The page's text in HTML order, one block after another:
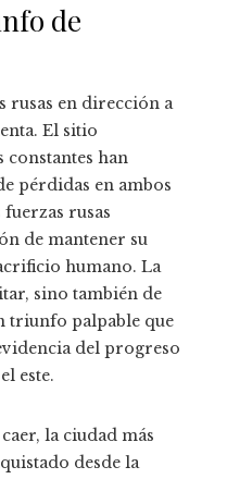
de
rusas en dirección a
El sitio
han
pérdidas en ambos
fuerzas rusas
de mantener su
humano. La
sino también de
triunfo palpable que
del progreso
este.
la ciudad más
desde la